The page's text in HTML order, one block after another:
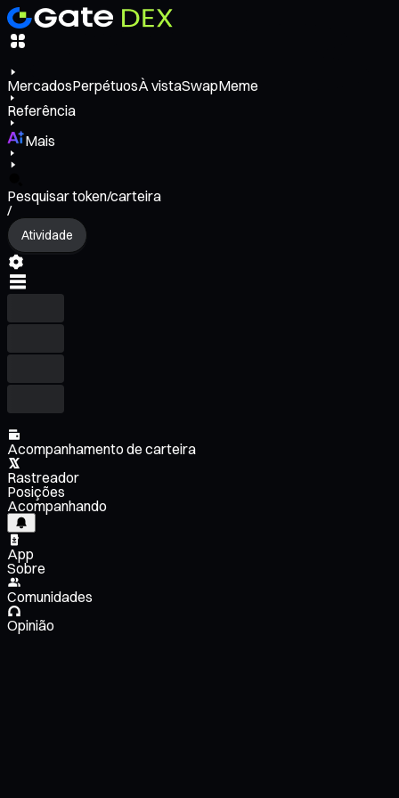
MercadosPerpétuosÀ vistaSwapMeme
Referência
Mais
Pesquisar token/carteira
/
Atividade
Acompanhamento de carteira
Rastreador
Posições
Acompanhando
App
Sobre
Comunidades
Opinião